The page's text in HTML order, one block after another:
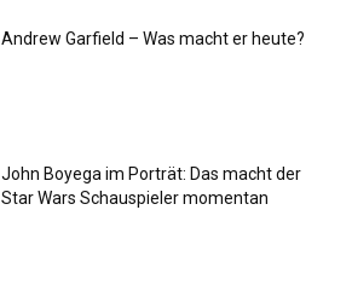
Andrew Garfield – Was macht er heute?
John Boyega im Porträt: Das macht der
Star Wars Schauspieler momentan